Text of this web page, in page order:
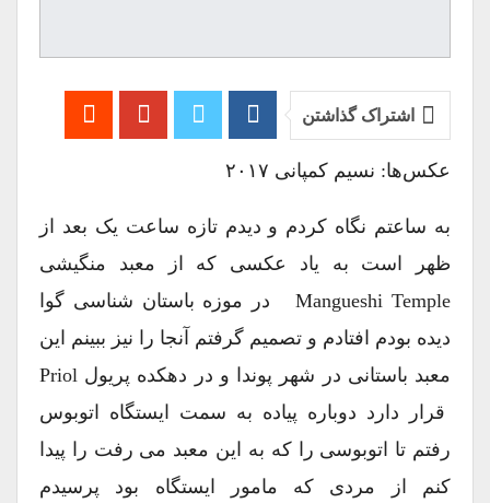
اشتراک گذاشتن
عکس‌ها: نسیم کمپانی ۲۰۱۷
به ساعتم نگاه کردم و دیدم تازه ساعت یک بعد از
ظهر است به یاد عکسی که از معبد منگیشی
Mangueshi Temple در موزه باستان شناسی گوا
دیده بودم افتادم و تصمیم گرفتم آنجا را نیز ببینم این
معبد باستانی در شهر پوندا و در دهکده پریول Priol
قرار دارد دوباره پیاده به سمت ایستگاه اتوبوس
رفتم تا اتوبوسی را که به این معبد می رفت را پیدا
کنم از مردی که مامور ایستگاه بود پرسیدم